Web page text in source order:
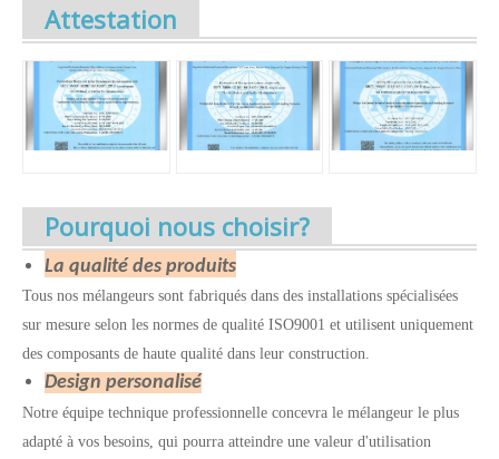
Attestation
Pourquoi nous choisir?
La qualité des produits
Tous nos mélangeurs sont fabriqués dans des installations spécialisées
sur mesure selon les normes de qualité ISO9001 et utilisent uniquement
des composants de haute qualité dans leur construction.
Design personalisé
Notre équipe technique professionnelle concevra le mélangeur le plus
adapté à vos besoins, qui pourra atteindre une valeur d'utilisation